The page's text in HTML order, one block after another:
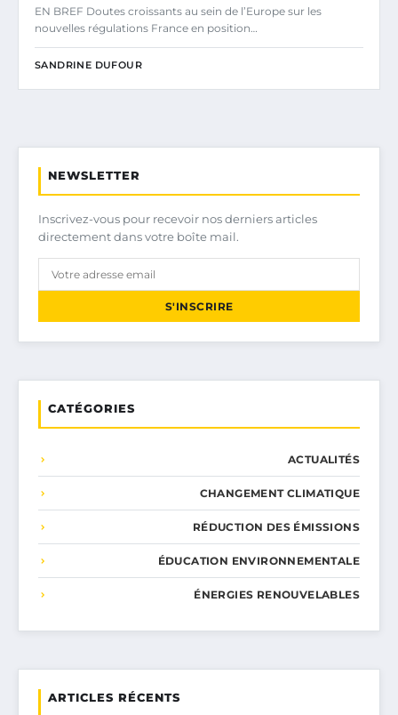
EN BREF Doutes croissants au sein de l’Europe sur les
nouvelles régulations France en position…
SANDRINE DUFOUR
NEWSLETTER
Inscrivez-vous pour recevoir nos derniers articles
directement dans votre boîte mail.
S'INSCRIRE
CATÉGORIES
ACTUALITÉS
CHANGEMENT CLIMATIQUE
RÉDUCTION DES ÉMISSIONS
ÉDUCATION ENVIRONNEMENTALE
ÉNERGIES RENOUVELABLES
ARTICLES RÉCENTS